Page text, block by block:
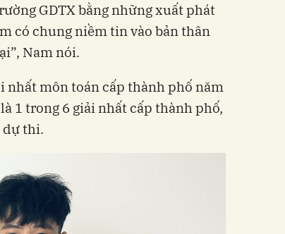
GDTX bằng những xuất phát
có chung niềm tin vào bản thân
Nam nói.
môn toán cấp thành phố năm
1 trong 6 giải nhất cấp thành phố,
dự thi.